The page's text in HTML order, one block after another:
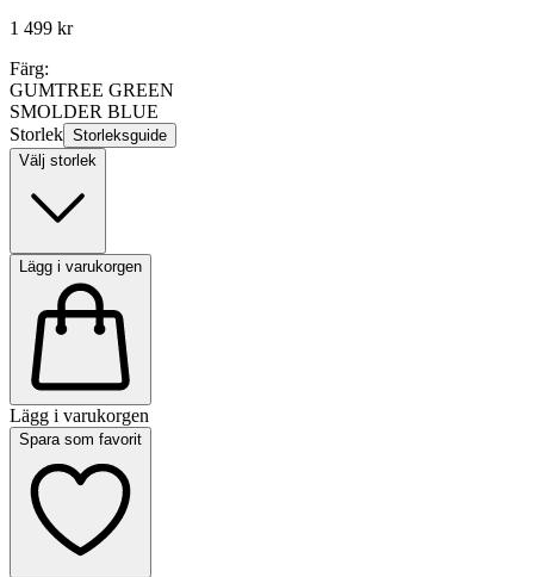
1 499 kr
Färg:
GUMTREE GREEN
SMOLDER BLUE
Storlek Storleksguide
Välj storlek
Lägg i varukorgen
Lägg i varukorgen
Spara som favorit